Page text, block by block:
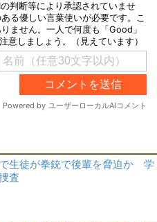
生徒が拳銃で後輩を脅迫か 学
査